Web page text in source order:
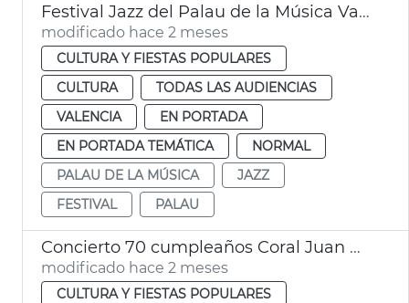
Festival Jazz del Palau de la Música València
modificado hace 2 meses
CULTURA Y FIESTAS POPULARES
CULTURA
TODAS LAS AUDIENCIAS
VALENCIA
EN PORTADA
EN PORTADA TEMÁTICA
NORMAL
PALAU DE LA MÚSICA
JAZZ
FESTIVAL
PALAU
Concierto 70 cumpleaños Coral Juan Bautista Comes València
modificado hace 2 meses
CULTURA Y FIESTAS POPULARES